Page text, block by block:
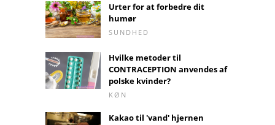
Urter for at forbedre dit
humør
SUNDHED
Hvilke metoder til
CONTRACEPTION anvendes af
polske kvinder?
KØN
Kakao til 'vand' hjernen